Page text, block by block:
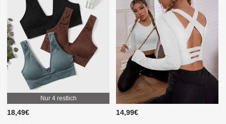
Nur 4 restlich
18,49€ 14,99€